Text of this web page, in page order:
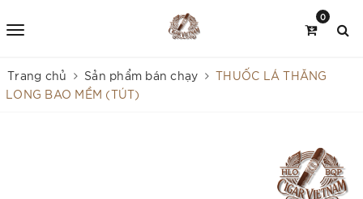
0
Trang chủ Sản phẩm bán chạy
THUỐC LÁ THĂNG
LONG BAO MỀM (TÚT)